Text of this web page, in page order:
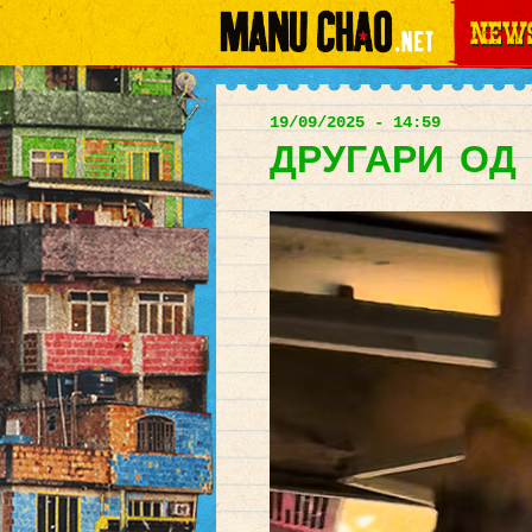
Main
menu
News
19/09/2025 - 14:59
ДРУГАРИ ОД